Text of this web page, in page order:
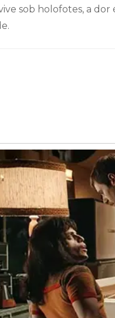
sob holofotes, a